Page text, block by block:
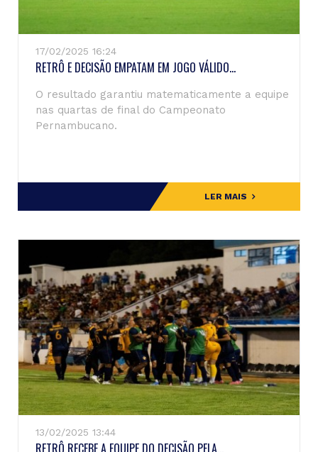
17/02/2025 16:24
RETRÔ E DECISÃO EMPATAM EM JOGO VÁLIDO...
O resultado garantiu matematicamente a equipe
nas quartas de final do Campeonato
Pernambucano.
LER MAIS
13/02/2025 13:44
RETRÔ RECEBE A EQUIPE DO DECISÃO PELA...